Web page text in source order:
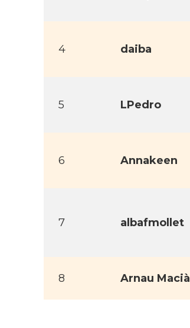
4 daiba
5 LPedro
6 Annakeen
7 albafmollet
8 Arnau Macià